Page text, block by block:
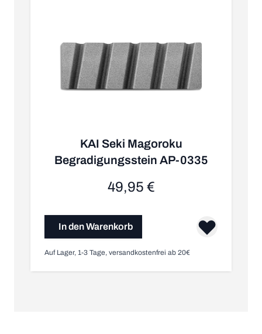
KAI Seki Magoroku
Begradigungsstein AP-0335
49,95 €
In den Warenkorb
Auf Lager, 1-3 Tage, versandkostenfrei ab 20€